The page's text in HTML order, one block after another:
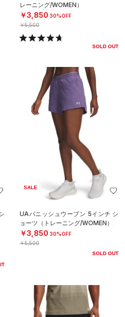
レーニング/WOMEN）
￥3,850 30%OFF
￥5,500
SOLD OUT
SALE
UAバニッシュウーブン 5インチ シ
ョーツ（トレーニング/WOMEN）
￥3,850 30%OFF
￥5,500
SOLD OUT